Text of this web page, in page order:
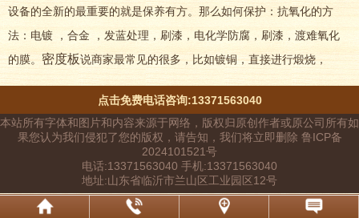
设备的全新的最重要的就是保养有方。那么如何保护：抗氧化的方
法：电镀 ，合金 ，发蓝处理，刷漆，电化学防腐，刷漆，渡难氧化
的膜。密度板说商家最常见的很多，比如镀铜，直接进行煅烧，
点击免费电话咨询:13371563040
本站所有字体和图片和内容来源于网络，版权归原创作者或原公司所有如
果您认为我们侵犯了您的版权，请告知，我们将立即删除 鲁ICP备
2024101521号
电话:13371563040 手机:13371563040
地址:山东省临沂市兰山区工业园区12号